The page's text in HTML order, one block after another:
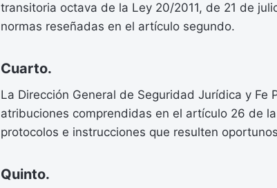
transitoria octava de la Ley 20/2011, de 21 de
normas reseñadas en el artículo segundo.
Cuarto.
La Dirección General de Seguridad Jurídica y Fe
atribuciones comprendidas en el artículo 26 de
protocolos e instrucciones que resulten
Quinto.